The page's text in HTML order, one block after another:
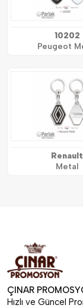
10202
Peugeot
Renault
Metal
ÇINAR
Hızlı ve Güncel